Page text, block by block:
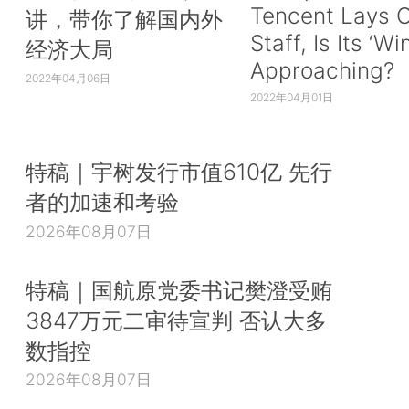
讲，带你了解国内外
经济大局
2022年04月06日
Tencent Lays
Staff, Is Its
Approaching?
2022年04月01日
特稿｜宇树发行市值610亿 先行
者的加速和考验
2026年08月07日
特稿｜国航原党委书记樊澄受贿
3847万元二审待宣判 否认大多
数指控
2026年08月07日